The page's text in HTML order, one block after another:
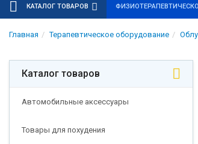
КАТАЛОГ ТОВАРОВ
Главная Терапевтическое оборудование
Каталог товаров
Автомобильные аксессуары
Товары для похудения